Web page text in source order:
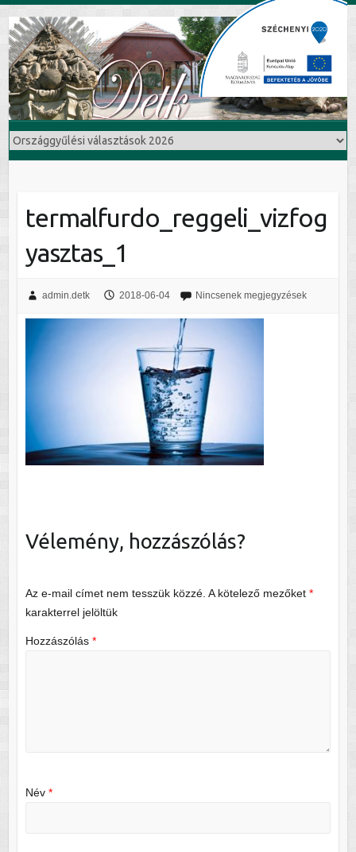
termalfurdo_reggeli_vizfog
yasztas_1
admin.detk 2018-06-04 Nincsenek megjegyzések
Vélemény, hozzászólás?
Az e-mail címet nem tesszük közzé. A kötelező mezőket *
karakterrel jelöltük
Hozzászólás *
Név *